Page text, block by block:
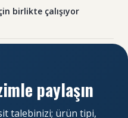
birlikte çalışıyor
paylaşın
talebinizi; ürün tipi,